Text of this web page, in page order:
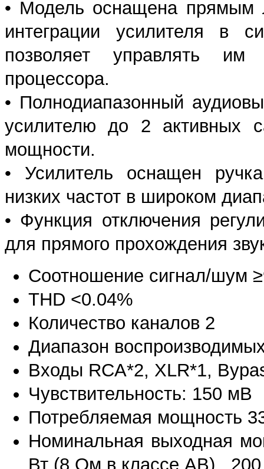
• Модель оснащена прямым
интеграции усилителя в
позволяет управлять
процессора.
• Полнодиапазонный
усилителю до 2 активных
мощности.
• Усилитель оснащен
низких частот в широком
• Функция отключения
для прямого прохождения
Соотношение сигнал/шум
THD <0.04%
Количество каналов 2
Диапазон
Входы RCA*2, XLR*1,
Чувствительность: 150 мВ
Потребляемая мощность
Номинальная выходная
Вт (8 Ом в классе AB) ,